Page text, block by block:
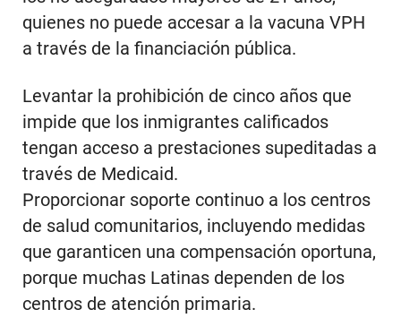
quienes no puede accesar a la vacuna VPH
a través de la financiación pública.
Levantar la prohibición de cinco años que
impide que los inmigrantes calificados
tengan acceso a prestaciones supeditadas a
través de Medicaid.
Proporcionar soporte continuo a los centros
de salud comunitarios, incluyendo medidas
que garanticen una compensación oportuna,
porque muchas Latinas dependen de los
centros de atención primaria.